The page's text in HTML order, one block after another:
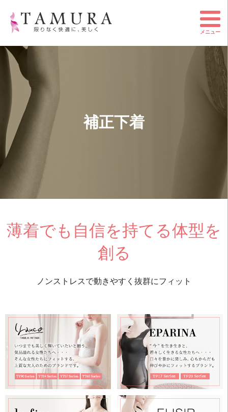
補正下着
薄着でも自信を持てる体型を
創る
ノンストレスで動きやすく抜群にフィット
メニュー